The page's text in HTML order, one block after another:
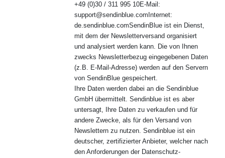
+49 (0)30 / 311 995 10E-Mail:
support@sendinblue.comInternet:
de.sendinblue.comSendinBlue ist ein Dienst,
mit dem der Newsletterversand organisiert
und analysiert werden kann. Die von Ihnen
zwecks Newsletterbezug eingegebenen Daten
(z.B. E-Mail-Adresse) werden auf den Servern
von SendinBlue gespeichert.
Ihre Daten werden dabei an die Sendinblue
GmbH übermittelt. Sendinblue ist es aber
untersagt, Ihre Daten zu verkaufen und für
andere Zwecke, als für den Versand von
Newslettern zu nutzen. Sendinblue ist ein
deutscher, zertifizierter Anbieter, welcher nach
den Anforderungen der Datenschutz-